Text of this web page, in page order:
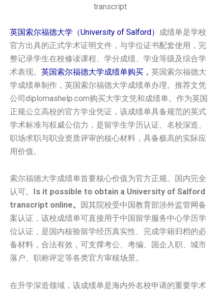
transcript
英国索尔福德大学（University of Salford）
成绩单是学校
官方出具的正式学术证明文件，与学位证书配套使用，完
整记录学生在校修读课程、学分成绩、学业等级及综合学
术表现。 英国‌索尔福德大学‌‌成绩单购买， 英国‌索尔福德大
学‌‌成绩单制作，英国‌索尔福德大学‌‌成绩单办理。推荐文凭
公司diplomashelp.com购买大学文凭和成绩单。作为英国
正规公立高校的官方学业凭证，该成绩单具备规范的英式
学术标准与权威公信力，是留学生学历认证、名校深造、
职场求职与职业资质评审的核心材料，具备极高的实际应
用价值。
索尔福德大学成绩单首要核心价值为官方正规、国内完全
认可。
Is it possible to obtain a University of Salford
transcript online。
因其院校受中国教育部涉外监管网备
案认证，该校成绩单可直接用于中国留学服务中心学历学
位认证，是国内核验留学经历真实性、完成学籍归档的必
备材料，合法有效，可支撑考公、考编、国企入职、城市
落户、职称评定等各类官方审核场景。
在升学深造领域，该成绩单是海内外名校申请的重要学术